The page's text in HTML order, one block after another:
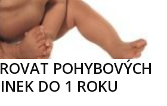
POHYBOVÝCH
DO 1 ROKU